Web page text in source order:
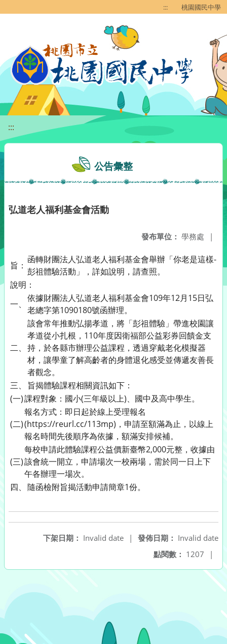
::: 桃園國民中學
:::
公告彙整
弘道老人福利基金會活動
發布單位： 學務處 |
旨：
函轉財團法人弘道老人福利基金會舉辦「你老是這樣-
彭祖體驗活動」，詳如說明，請查照。
說明：
一、
依據財團法人弘道老人福利基金會109年12月15日弘
老總字第1090180號函辦理。
二、
該會常年推動弘揚孝道，將「彭祖體驗」帶進校園讓
孝道從小扎根，110年度因衛福部公益彩券回饋金支
持，於各縣市辦理公益課程，透過穿戴老化模擬器
材，讓學童了解高齡者的身體退化感受並傳遞友善長
者觀念。
三、
旨揭體驗課程相關資訊如下：
(一)課程對象：國小(三年級以上)、國中及高中學生。
(二)
報名方式：即日起於線上受理報名
(https://reurl.cc/113mp)，申請至額滿為止，以線上
報名時間先後順序為依據，額滿安排候補。
(三)
每校申請此體驗課程公益價新臺幣2,000元整，收據由
該會統一開立，申請場次一校兩場，需於同一日上下
午各辦理一場次。
四、 隨函檢附旨揭活動申請簡章1份。
發佈日期： Invalid date
下架日期： Invalid date
|
點閱數： 1207 |